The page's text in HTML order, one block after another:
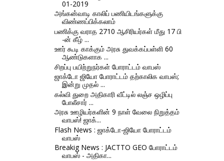
01-2019
அங்கன்வாடி காலிப் பணியிடங்களுக்கு
விண்ணப்பிக்கலாம்
பணிக்கு வராத 2710 ஆசிரியர்கள் மீது 17 பி
-ன் கீழ் ...
ஊர் கூடி காக்கும் அரசு துவக்கப்பள்ளி 60
ஆண்டுகளாக ...
சிறப்பு பயிற்றுநர்கள் போராட்டம் வாபஸ்
ஜாக்டோ ஜியோ போராட்டம் தற்காலிக வாபஸ்;
இன்று முதல் ...
கல்வி துறை அதிகாரி வீட்டில் லஞ்ச ஒழிப்பு
போலீசார் ...
அரசு ஊழியர்களின் 9 நாள் வேலை நிறுத்தம்
வாபஸ்! ஜாக்...
Flash News : ஜாக்டோ-ஜியோ போராட்டம்
வாபஸ்
Breakig News : JACTTO GEO போராட்டம்
வாபஸ் - அதிகா...